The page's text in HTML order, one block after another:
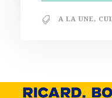
A LA UNE,